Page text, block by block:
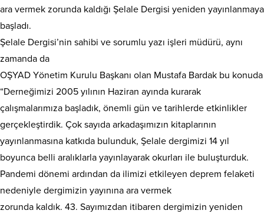
ara vermek zorunda kaldığı Şelale Dergisi yeniden yayınlanmaya
başladı.
Şelale Dergisi’nin sahibi ve sorumlu yazı işleri müdürü, aynı
zamanda da
OŞYAD Yönetim Kurulu Başkanı olan Mustafa Bardak bu konuda
“Derneğimizi 2005 yılının Haziran ayında kurarak
çalışmalarımıza başladık, önemli gün ve tarihlerde etkinlikler
gerçekleştirdik. Çok sayıda arkadaşımızın kitaplarının
yayınlanmasına katkıda bulunduk, Şelale dergimizi 14 yıl
boyunca belli aralıklarla yayınlayarak okurları ile buluşturduk.
Pandemi dönemi ardından da ilimizi etkileyen deprem felaketi
nedeniyle dergimizin yayınına ara vermek
zorunda kaldık. 43. Sayımızdan itibaren dergimizin yeniden